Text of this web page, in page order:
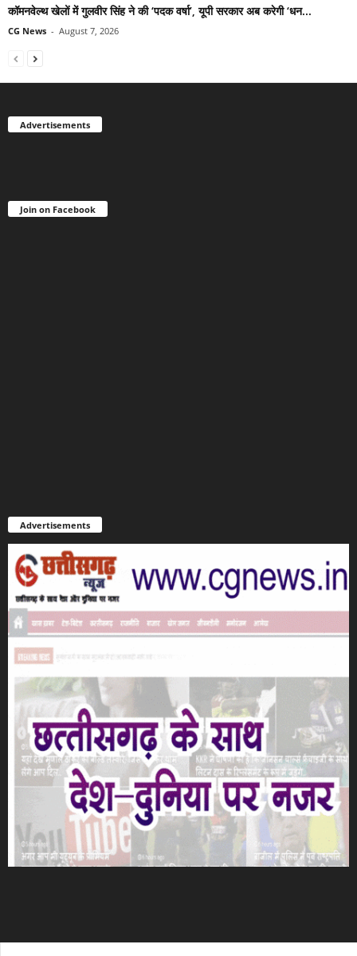
कॉमनवेल्थ खेलों में गुलवीर सिंह ने की ‘पदक वर्षा’, यूपी सरकार अब करेगी ‘धन...
CG News - August 7, 2026
Advertisements
Join on Facebook
Advertisements